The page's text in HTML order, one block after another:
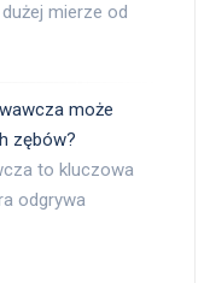
mierze od
może
zębów?
to kluczowa
odgrywa